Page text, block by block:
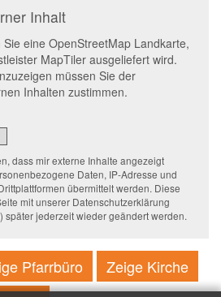
Inhalt
eine OpenStreetMap Landkarte,
MapTiler ausgeliefert wird.
müssen Sie der
Inhalten zustimmen.
dass mir externe Inhalte angezeigt
Daten, IP-Adresse und
übermittelt werden. Diese
mit unserer Datenschutzerklärung
später jederzeit wieder geändert werden.
Pfarrbüro
Zeige Kirche